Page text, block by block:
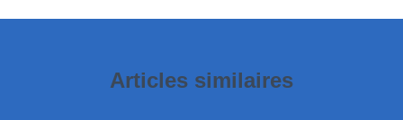
Articles similaires